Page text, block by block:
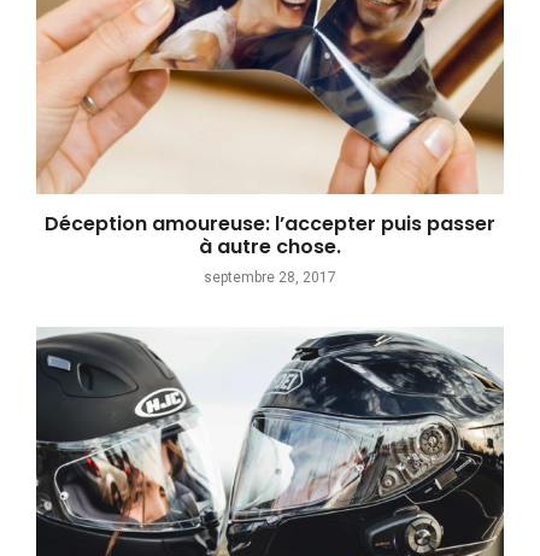
Déception amoureuse: l’accepter puis passer
à autre chose.
septembre 28, 2017